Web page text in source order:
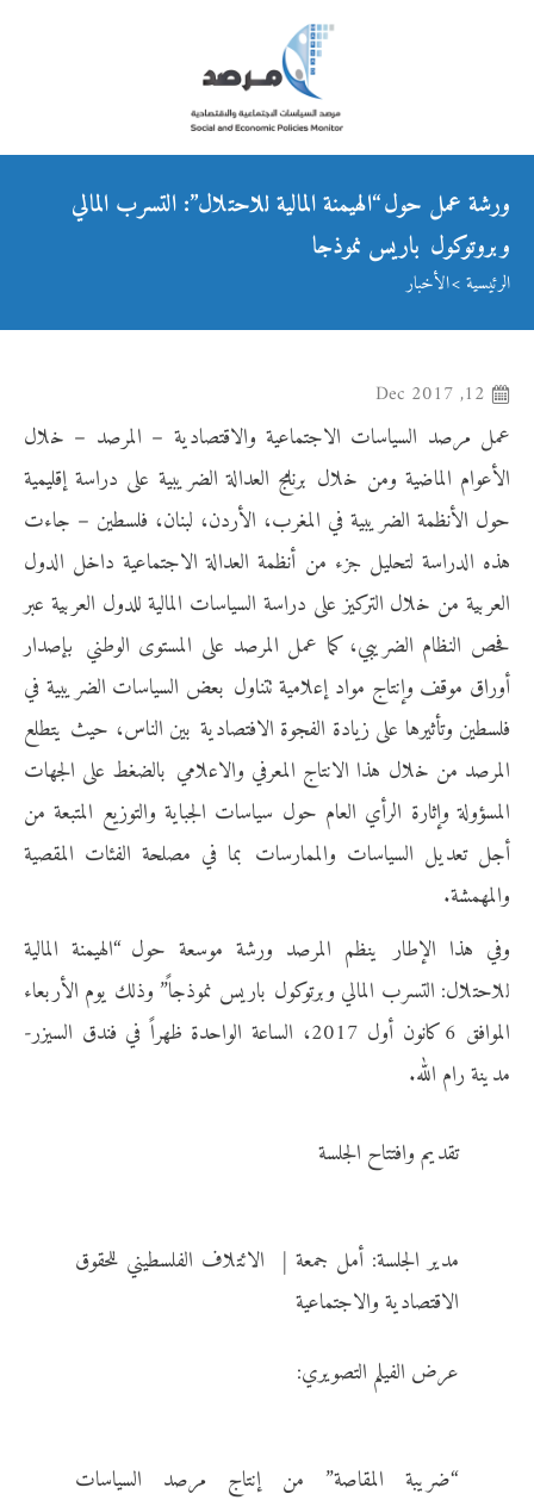
ورشة عمل حول “الهيمنة المالية للاحتلال”: التسرب المالي
وبروتوكول باريس نموذجا
الرئيسية الأخبار
12, Dec 2017
عمل مرصد السياسات الاجتماعية والاقتصادية – المرصد – خلال
الأعوام الماضية ومن خلال برنامج العدالة الضريبية على دراسة إقليمية
حول الأنظمة الضريبية في المغرب، الأردن، لبنان، فلسطين – جاءت
هذه الدراسة لتحليل جزء من أنظمة العدالة الاجتماعية داخل الدول
العربية من خلال التركيز على دراسة السياسات المالية للدول العربية عبر
فحص النظام الضريبي، كما عمل المرصد على المستوى الوطني بإصدار
أوراق موقف وإنتاج مواد إعلامية تتناول بعض السياسات الضريبية في
فلسطين وتأثيرها على زيادة الفجوة الافتصادية بين الناس، حيث يتطلع
المرصد من خلال هذا الانتاج المعرفي والاعلامي بالضغط على الجهات
المسؤولة وإثارة الرأي العام حول سياسات الجباية والتوزيع المتبعة من
أجل تعديل السياسات والممارسات بما في مصلحة الفئات المقصية
والمهمشة.
وفي هذا الإطار ينظم المرصد ورشة موسعة حول “الهيمنة المالية
للاحتلال: التسرب المالي وبرتوكول باريس نموذجاً” وذلك يوم الأربعاء
الموافق 6 كانون أول 2017، الساعة الواحدة ظهراً في فندق السيزر-
مدينة رام الله.
تقديم وافتتاح الجلسة
مدير الجلسة: أمل جمعة | الائتلاف الفلسطيني للحقوق
الاقتصادية والاجتماعية
عرض الفيلم التصويري:
“ضريبة المقاصة” من إنتاج مرصد السياسات